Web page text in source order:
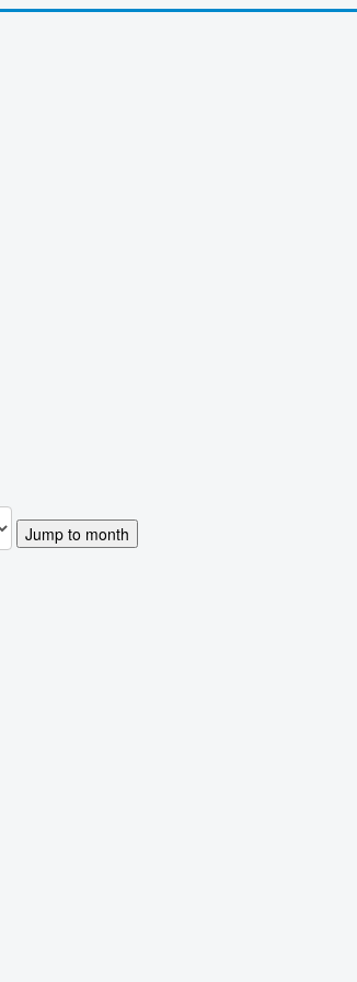
Jump to month